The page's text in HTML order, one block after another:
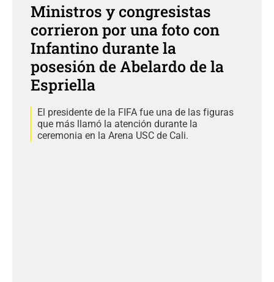
Ministros y congresistas
corrieron por una foto con
Infantino durante la
posesión de Abelardo de la
Espriella
El presidente de la FIFA fue una de las figuras
que más llamó la atención durante la
ceremonia en la Arena USC de Cali.